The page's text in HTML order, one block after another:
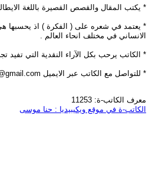
* يكتب المقال والقصص القصيرة باللغة
* يعتمد في شعره على ( الفكرة ) اذ يحسبها
الانساني في مختلف انحاء العالم .
* الكاتب يرحب بكل الآراء النقدية التي تفيد
* للتواصل مع الكاتب عبر الايميل
معرف الكاتب-ة: 11253
الكاتب-ة في موقع ويكيبيديا : حنا موسى